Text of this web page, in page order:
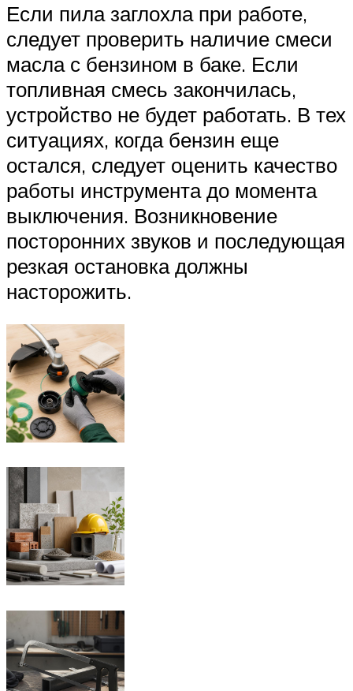
Если пила заглохла при работе,
следует проверить наличие смеси
масла с бензином в баке. Если
топливная смесь закончилась,
устройство не будет работать. В тех
ситуациях, когда бензин еще
остался, следует оценить качество
работы инструмента до момента
выключения. Возникновение
посторонних звуков и последующая
резкая остановка должны
насторожить.